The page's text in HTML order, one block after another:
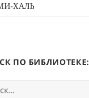
ХАЛЬ
ПО БИБЛИОТЕКЕ: